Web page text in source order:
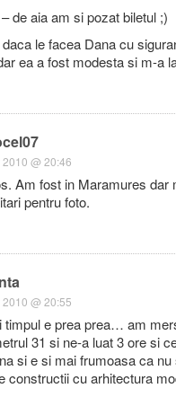
de aia am si pozat biletul ;)
le facea Dana cu
ea a fost modesta si m-a
@ 20:46
Am fost in Maramures dar
pentru foto.
@ 20:55
timpul e prea prea… am
31 si ne-a luat 3 ore si
si e si mai frumoasa ca
constructii cu arhitectura